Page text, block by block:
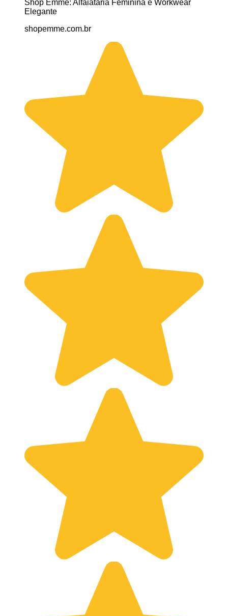
Shop Emme: Alfaiataria Feminina e Workwear
Elegante
shopemme.com.br